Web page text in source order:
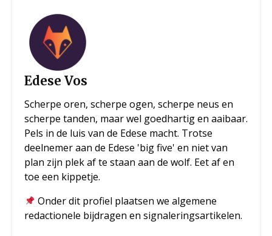
Edese Vos
Scherpe oren, scherpe ogen, scherpe neus en
scherpe tanden, maar wel goedhartig en aaibaar.
Pels in de luis van de Edese macht. Trotse
deelnemer aan de Edese 'big five' en niet van
plan zijn plek af te staan aan de wolf. Eet af en
toe een kippetje.
Onder dit profiel plaatsen we algemene
redactionele bijdragen en signaleringsartikelen.